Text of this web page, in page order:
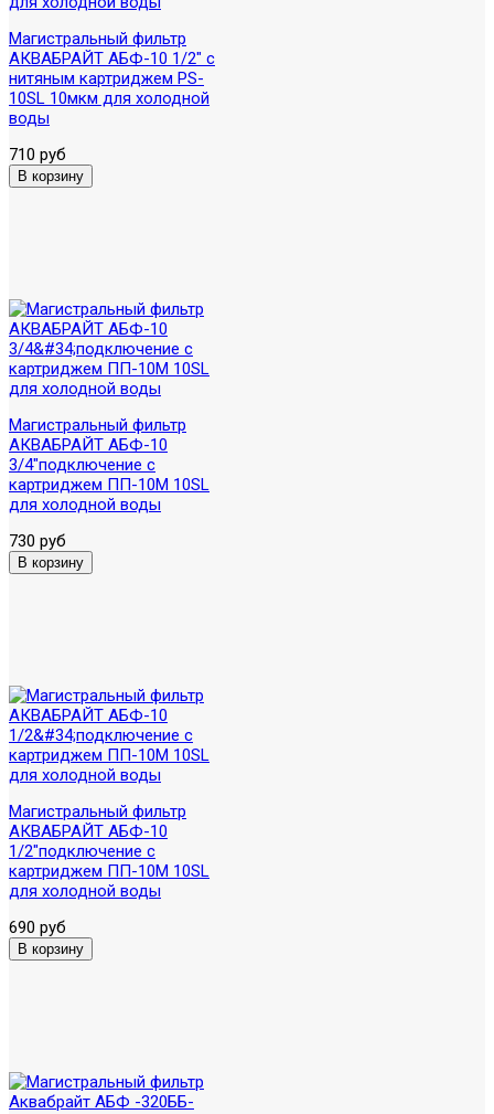
Магистральный фильтр
АКВАБРАЙТ АБФ-10 1/2" с
нитяным картриджем PS-
10SL 10мкм для холодной
воды
710 руб
Магистральный фильтр
АКВАБРАЙТ АБФ-10
3/4"подключение с
картриджем ПП-10М 10SL
для холодной воды
730 руб
Магистральный фильтр
АКВАБРАЙТ АБФ-10
1/2"подключение с
картриджем ПП-10М 10SL
для холодной воды
690 руб